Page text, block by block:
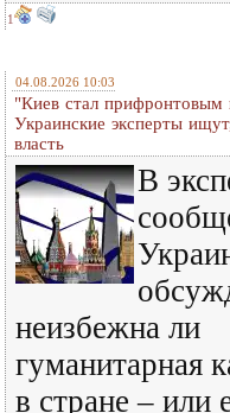
1
04.08.2026 10:03
"Киев стал прифронтовым
Украинские эксперты
власть
В
неизбежна ли
гуманитарная
в стране – или